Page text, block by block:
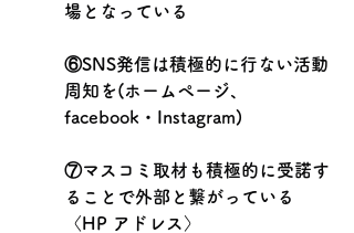
場となっている
⑥SNS発信は積極的に行ない活動
周知を(ホームページ、
facebook・Instagram)
⑦マスコミ取材も積極的に受諾す
ることで外部と繋がっている
〈HP アドレス〉